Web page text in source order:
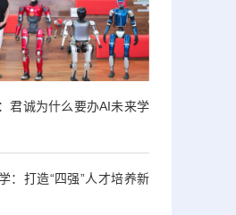
君诚为什么要办AI未来学
：打造“四强”人才培养新